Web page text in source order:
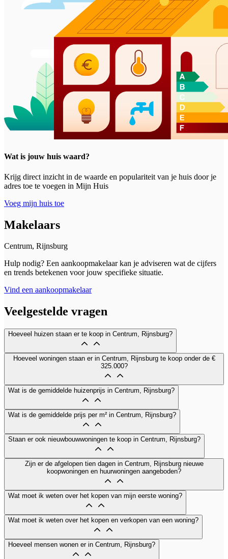
Wat is jouw huis waard?
Krijg direct inzicht in de waarde en populariteit van je huis door je
adres toe te voegen in Mijn Huis
Voeg mijn huis toe
Makelaars
Centrum, Rijnsburg
Hulp nodig? Een aankoopmakelaar kan je adviseren wat de cijfers
en trends betekenen voor jouw specifieke situatie.
Vind een aankoopmakelaar
Veelgestelde vragen
Hoeveel huizen staan er te koop in Centrum, Rijnsburg?
Hoeveel woningen staan er in Centrum, Rijnsburg te koop onder de €
325.000?
Wat is de gemiddelde huizenprijs in Centrum, Rijnsburg?
Wat is de gemiddelde prijs per m² in Centrum, Rijnsburg?
Staan er ook nieuwbouwwoningen te koop in Centrum, Rijnsburg?
Zijn er de afgelopen tien dagen in Centrum, Rijnsburg nieuwe
koopwoningen en huurwoningen aangeboden?
Wat moet ik weten over het kopen van mijn eerste woning?
Wat moet ik weten over het kopen en verkopen van een woning?
Hoeveel mensen wonen er in Centrum, Rijnsburg?